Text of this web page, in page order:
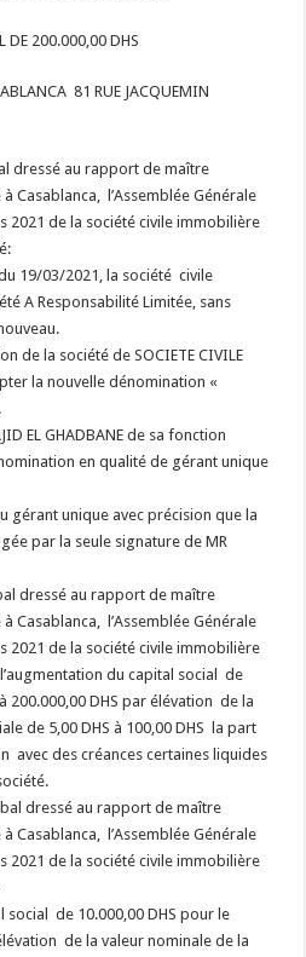
DE 200.000,00 DHS
81 RUE JACQUEMIN
dressé au rapport de maître
à Casablanca, l’Assemblée Générale
2021 de la société civile immobilière
19/03/2021, la société civile
A Responsabilité Limitée, sans
de la société de SOCIETE CIVILE
la nouvelle dénomination «
EL GHADBANE de sa fonction
en qualité de gérant unique
gérant unique avec précision que la
par la seule signature de MR
dressé au rapport de maître
à Casablanca, l’Assemblée Générale
2021 de la société civile immobilière
du capital social de
200.000,00 DHS par élévation de la
de 5,00 DHS à 100,00 DHS la part
avec des créances certaines liquides
dressé au rapport de maître
à Casablanca, l’Assemblée Générale
2021 de la société civile immobilière
de 10.000,00 DHS pour le
de la valeur nominale de la